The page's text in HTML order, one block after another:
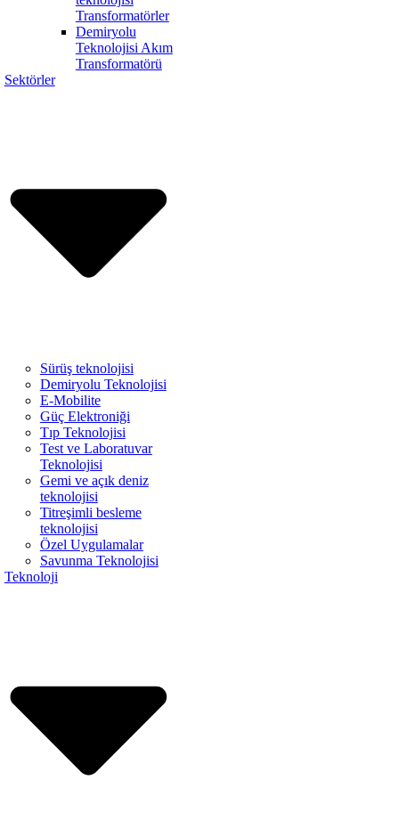
Transformatörler
Demiryolu
Teknolojisi Akım
Transformatörü
Sektörler
Sürüş teknolojisi
Demiryolu Teknolojisi
E-Mobilite
Güç Elektroniği
Tıp Teknolojisi
Test ve Laboratuvar
Teknolojisi
Gemi ve açık deniz
teknolojisi
Titreşimli besleme
teknolojisi
Özel Uygulamalar
Savunma Teknolojisi
Teknoloji